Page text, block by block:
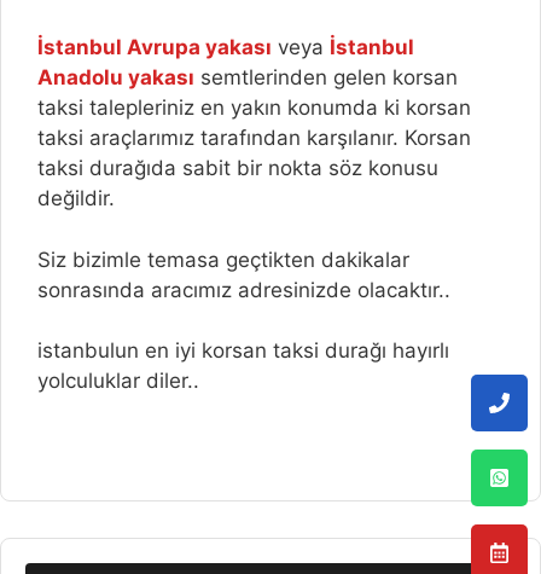
İstanbul Avrupa yakası veya İstanbul
Anadolu yakası semtlerinden gelen korsan
taksi talepleriniz en yakın konumda ki korsan
taksi araçlarımız tarafından karşılanır. Korsan
taksi durağıda sabit bir nokta söz konusu
değildir.
Siz bizimle temasa geçtikten dakikalar
sonrasında aracımız adresinizde olacaktır..
istanbulun en iyi korsan taksi durağı hayırlı
yolculuklar diler..